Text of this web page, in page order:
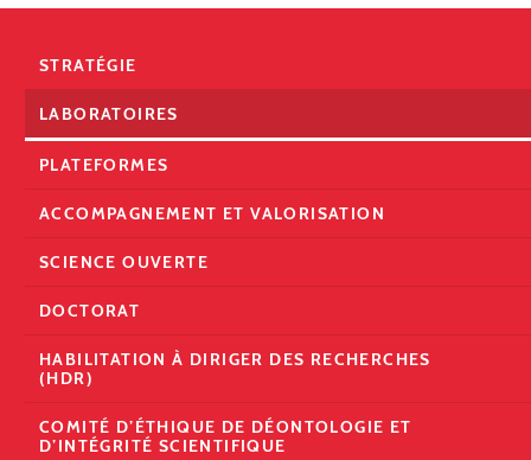
STRATÉGIE
LABORATOIRES
PLATEFORMES
ACCOMPAGNEMENT ET VALORISATION
SCIENCE OUVERTE
DOCTORAT
HABILITATION À DIRIGER DES RECHERCHES
(HDR)
COMITÉ D’ÉTHIQUE DE DÉONTOLOGIE ET
D’INTÉGRITÉ SCIENTIFIQUE